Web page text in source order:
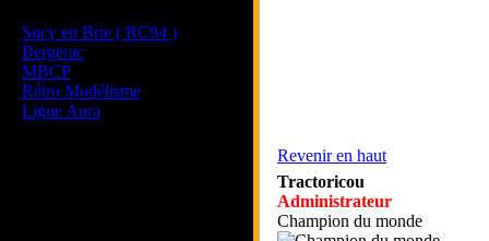
Sucy en Brie ( RC94 )
Bergerac
MBCP
Rétro Modélisme
Ligue Aura
Revenir en haut
Tractoricou
Administrateur
Champion du monde